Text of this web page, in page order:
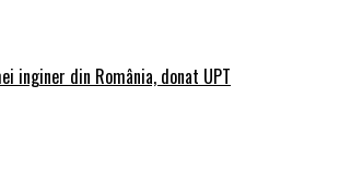
inginer din România, donat UPT